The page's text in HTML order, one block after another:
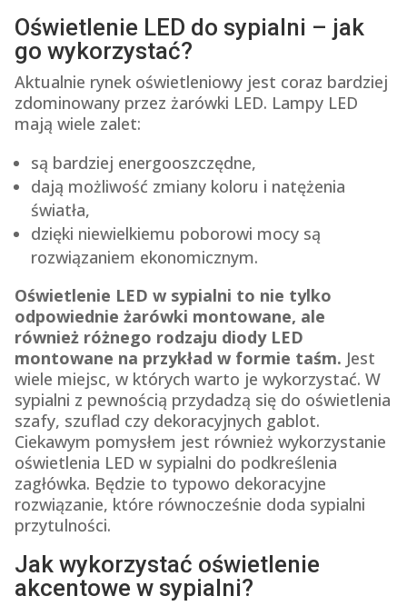
Oświetlenie LED do sypialni – jak
go wykorzystać?
Aktualnie rynek oświetleniowy jest coraz bardziej
zdominowany przez żarówki LED. Lampy LED
mają wiele zalet:
są bardziej energooszczędne,
dają możliwość zmiany koloru i natężenia
światła,
dzięki niewielkiemu poborowi mocy są
rozwiązaniem ekonomicznym.
Oświetlenie LED w sypialni to nie tylko
odpowiednie żarówki montowane, ale
również różnego rodzaju diody LED
montowane na przykład w formie taśm. Jest
wiele miejsc, w których warto je wykorzystać. W
sypialni z pewnością przydadzą się do oświetlenia
szafy, szuflad czy dekoracyjnych gablot.
Ciekawym pomysłem jest również wykorzystanie
oświetlenia LED w sypialni do podkreślenia
zagłówka. Będzie to typowo dekoracyjne
rozwiązanie, które równocześnie doda sypialni
przytulności.
Jak wykorzystać oświetlenie
akcentowe w sypialni?